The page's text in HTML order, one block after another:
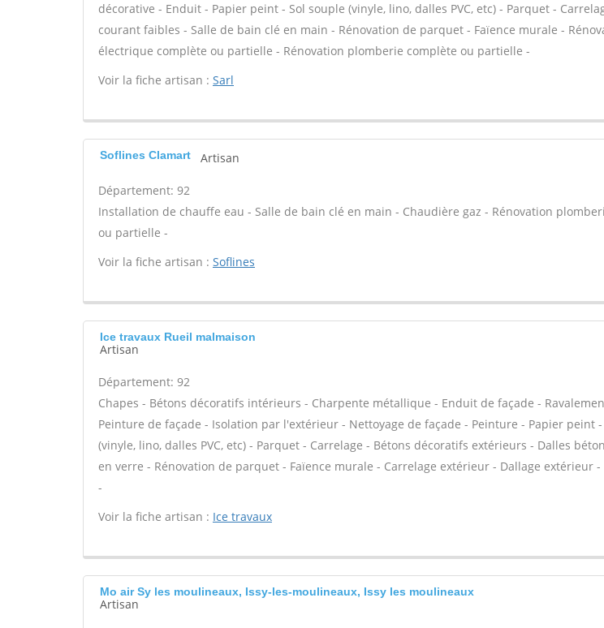
décorative - Enduit - Papier peint - Sol souple (vinyle, lino, dalles PVC, etc) - Parquet -
courant faibles - Salle de bain clé en main - Rénovation de parquet - Faïence murale -
électrique complète ou partielle - Rénovation plomberie complète ou partielle -
Voir la fiche artisan : Sarl
Soflines Clamart Artisan
Département: 92
Installation de chauffe eau - Salle de bain clé en main - Chaudière gaz - Rénovation
ou partielle -
Voir la fiche artisan : Soflines
Ice travaux Rueil malmaison
Artisan
Département: 92
Chapes - Bétons décoratifs intérieurs - Charpente métallique - Enduit de façade -
Peinture de façade - Isolation par l'extérieur - Nettoyage de façade - Peinture - Papier peint -
(vinyle, lino, dalles PVC, etc) - Parquet - Carrelage - Bétons décoratifs extérieurs - Dalles
en verre - Rénovation de parquet - Faïence murale - Carrelage extérieur - Dallage extérieur -
-
Voir la fiche artisan : Ice travaux
Mo air Sy les moulineaux, Issy-les-moulineaux, Issy les moulineaux
Artisan